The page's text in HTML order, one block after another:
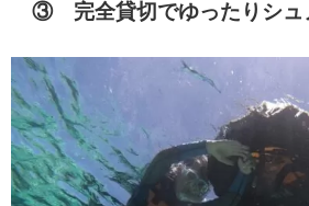
③ 完全貸切でゆったりシュ